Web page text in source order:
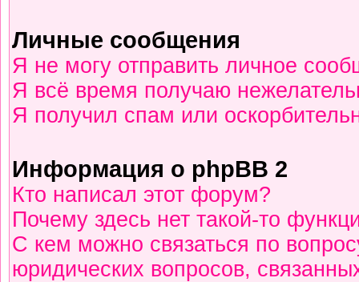
Личные сообщения
Я не могу отправить личное
Я всё время получаю
Я получил спам или
Информация о phpBB 2
Кто написал этот форум?
Почему здесь нет такой-то
С кем можно связаться по
юридических вопросов,